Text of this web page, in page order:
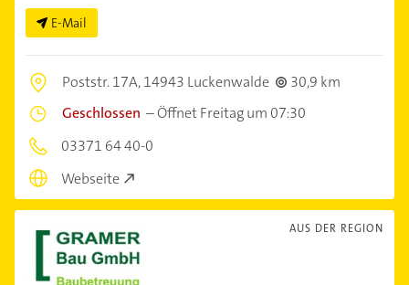
E-Mail
Poststr. 17A,14943 Luckenwalde
30,9 km
Geschlossen –Öffnet Freitag um 07:30
03371 64 40-0
Webseite
AUS DER REGION